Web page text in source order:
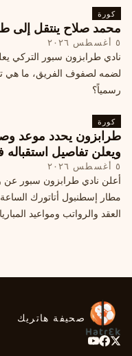
كورة
محمد صلاح ينتقل إلى
٥ أغسطس ٢٠٢٦
نادي طرابزون سبور التركي
لضمه لصفوف الفريق، ما هي
رسمياً؟
كورة
طرابزون يحدد موعد
ويعلن تفاصيل استقباله
٥ أغسطس ٢٠٢٦
أعلن نادي طرابزون سبور
مطار إسطنبول أتاتورك الساعة
العقد والرواتب ومواعيد
صحيفة هاتريك